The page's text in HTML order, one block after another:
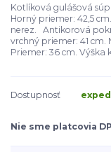
Kotlíková gulášová
Horný priemer: 42,5
nerez. Antikorová
vrchný priemer: 41 cm.
Priemer: 36 cm. Výška
Dostupnosť
Nie sme platcovia